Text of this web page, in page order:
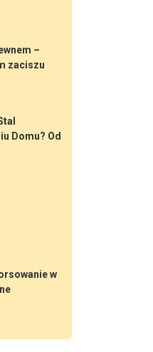
–
zaciszu
Domu? Od
w